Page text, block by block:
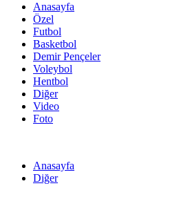
Anasayfa
Özel
Futbol
Basketbol
Demir Pençeler
Voleybol
Hentbol
Diğer
Video
Foto
Anasayfa
Diğer